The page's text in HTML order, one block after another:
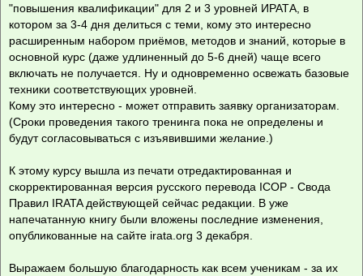
"повышения квалификации" для 2 и 3 уровней ИРАТА, в
котором за 3-4 дня делиться с теми, кому это интересно
расширенным набором приёмов, методов и знаний, которые в
основной курс (даже удлиненный до 5-6 дней) чаще всего
включать не получается. Ну и одновременно освежать базовые
техники соответствующих уровней.
Кому это интересно - может отправить заявку организаторам.
(Сроки проведения такого тренинга пока не определены и
будут согласовываться с изъявившими желание.)
К этому курсу вышла из печати отредактированная и
скорректированная версия русского перевода ICOP - Свода
Правил IRATA действующей сейчас редакции. В уже
напечатанную книгу были вложены последние изменения,
опубликованные на сайте irata.org 3 декабря.
Выражаем большую благодарность как всем ученикам - за их